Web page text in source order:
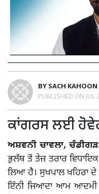
BY SACH
PUBLISHED ON JUL
ਕਾਂਗਰਸ ਲਈ
ਅਸ਼ਵਨੀ ਚਾਵਲਾ,
ਭੁਲੱਥ ਤੋਂ ਤੇਜ਼ ਤਰਾਰ
ਲਿਆ ਹੈ। ਸੁਖਪਾਲ ਖਹਿਰਾ
ਇੰਨੀ ਜਿਆਦਾ ਆਮ ਆਦਮੀ